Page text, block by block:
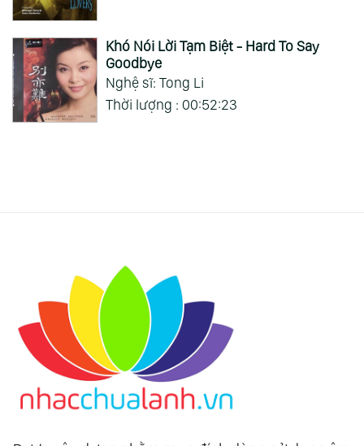
Khó Nói Lời Tạm Biệt - Hard To Say
Goodbye
Nghệ sĩ: Tong Li
Thời lượng : 00:52:23